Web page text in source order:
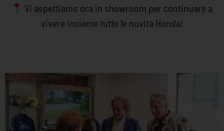
Vi aspettiamo ora in showroom per continuare a
vivere insieme tutte le novità Honda!